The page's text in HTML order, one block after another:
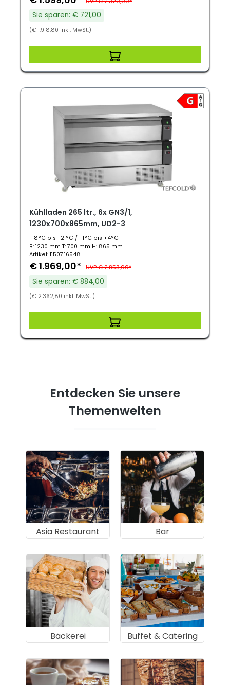
Sie sparen: € 721,00
(€ 1.918,80 inkl. MwSt.)
Kühlladen 265 ltr., 6x GN3/1,
1230x700x865mm, UD2-3
-18°C bis -21°C / +1°C bis +4°C
B: 1230 mm T: 700 mm H: 865 mm
Artikel: 11507.16548
€ 1.969,00* UVP € 2.853,00*
Sie sparen: € 884,00
(€ 2.362,80 inkl. MwSt.)
Entdecken Sie unsere
Themenwelten
Asia Restaurant Bar
Bäckerei Buffet & Catering